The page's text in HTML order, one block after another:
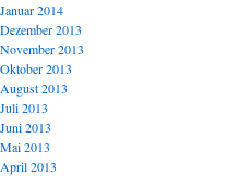
Januar 2014
Dezember 2013
November 2013
Oktober 2013
August 2013
Juli 2013
Juni 2013
Mai 2013
April 2013